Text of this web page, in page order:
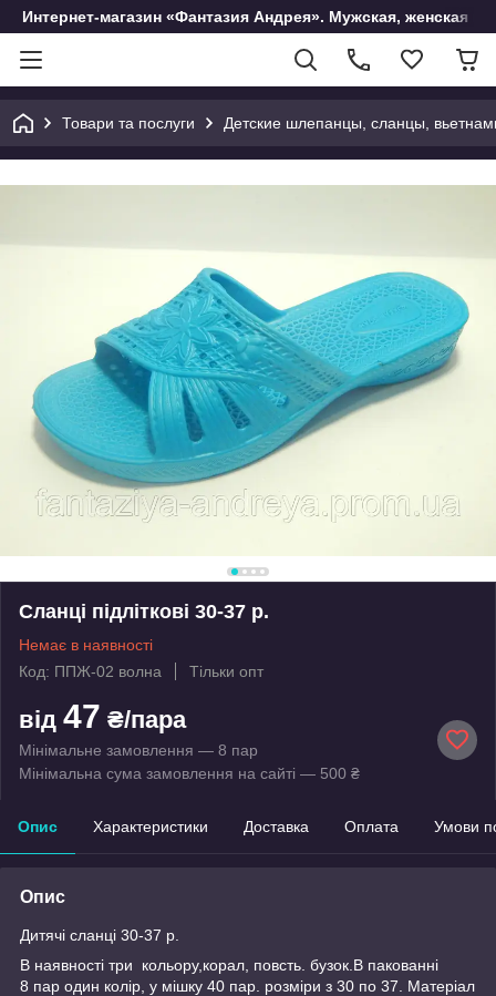
Интернет-магазин «Фантазия Андрея». Мужская, женская и
Товари та послуги Детские шлепанцы, сланцы,
Сланці підліткові 30-37 р.
Немає в наявності
Код: ППЖ-02 волна
Тільки опт
від 47 ₴/пара
Мінімальне замовлення — 8 пар
Мінімальна сума замовлення на сайті — 500 ₴
Опис Характеристики Доставка Оплата Умови
Опис
Дитячі сланці 30-37 р.
В наявності три кольору,корал, повсть. бузок.В пакованні
8 пар один колір, у мішку 40 пар. розміри з 30 по 37. Матеріал